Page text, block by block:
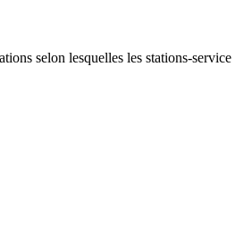
selon lesquelles les stations-service